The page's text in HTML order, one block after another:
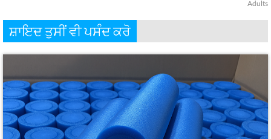
Adults
ਸ਼ਾਇਦ ਤੁਸੀਂ ਵੀ ਪਸੰਦ ਕਰੋ